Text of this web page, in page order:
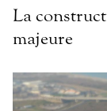
La
majeure